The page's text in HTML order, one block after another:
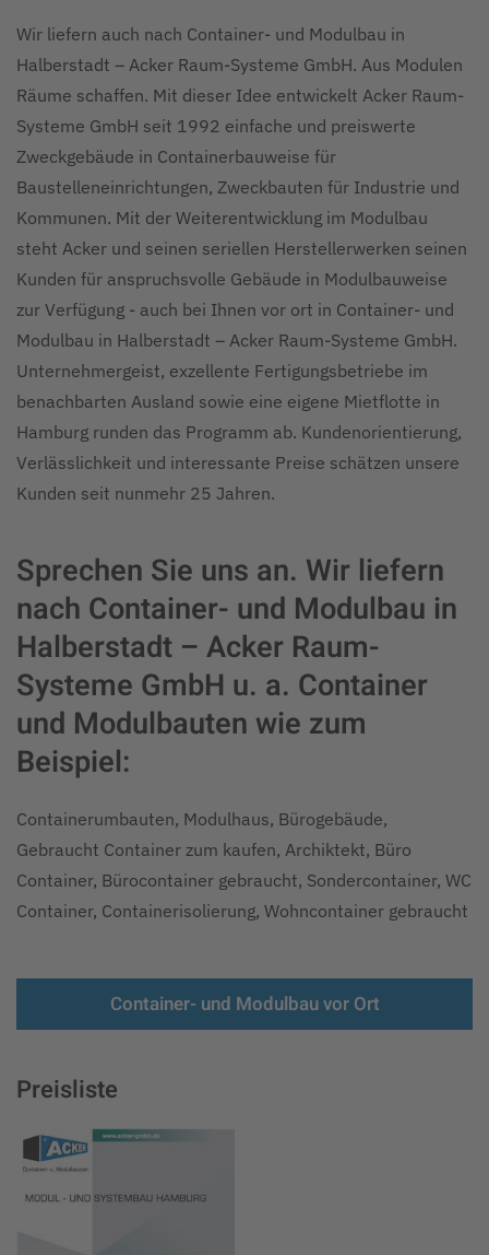
Wir liefern auch nach Container- und Modulbau in
Halberstadt – Acker Raum-Systeme GmbH. Aus Modulen
Räume schaffen. Mit dieser Idee entwickelt Acker Raum-
Systeme GmbH seit 1992 einfache und preiswerte
Zweckgebäude in Containerbauweise für
Baustelleneinrichtungen, Zweckbauten für Industrie und
Kommunen. Mit der Weiterentwicklung im Modulbau
steht Acker und seinen seriellen Herstellerwerken seinen
Kunden für anspruchsvolle Gebäude in Modulbauweise
zur Verfügung - auch bei Ihnen vor ort in Container- und
Modulbau in Halberstadt – Acker Raum-Systeme GmbH.
Unternehmergeist, exzellente Fertigungsbetriebe im
benachbarten Ausland sowie eine eigene Mietflotte in
Hamburg runden das Programm ab. Kundenorientierung,
Verlässlichkeit und interessante Preise schätzen unsere
Kunden seit nunmehr 25 Jahren.
Sprechen Sie uns an. Wir liefern
nach Container- und Modulbau in
Halberstadt – Acker Raum-
Systeme GmbH u. a. Container
und Modulbauten wie zum
Beispiel:
Containerumbauten, Modulhaus, Bürogebäude,
Gebraucht Container zum kaufen, Archiktekt, Büro
Container, Bürocontainer gebraucht, Sondercontainer, WC
Container, Containerisolierung, Wohncontainer gebraucht
Container- und Modulbau vor Ort
Preisliste